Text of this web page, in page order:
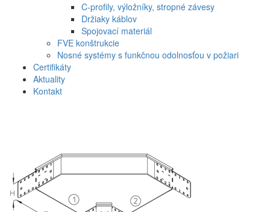
C-profily, výložníky, stropné závesy
Držiaky káblov
Spojovací materiál
FVE konštrukcie
Nosné systémy s funkčnou odolnosťou v požiari
Certifikáty
Aktuality
Kontakt